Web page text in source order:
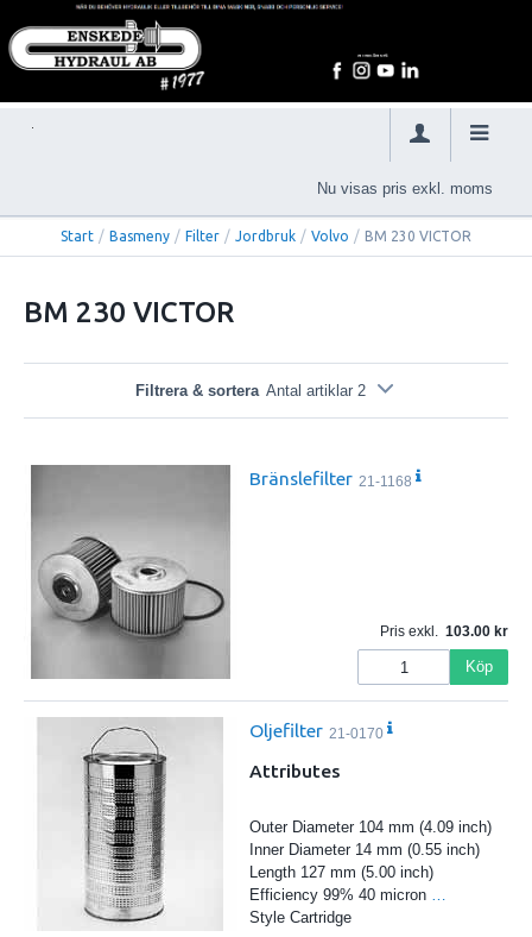
Nu visas pris exkl. moms
Start / Basmeny / Filter / Jordbruk / Volvo / BM 230 VICTOR
BM 230 VICTOR
Filtrera & sortera Antal artiklar 2
Bränslefilter 21-1168
Pris exkl. 103.00
Köp
Oljefilter 21-0170
Attributes
Outer Diameter 104 mm (4.09 inch)
Inner Diameter 14 mm (0.55 inch)
Length 127 mm (5.00 inch)
Efficiency 99% 40 micron …
Style Cartridge